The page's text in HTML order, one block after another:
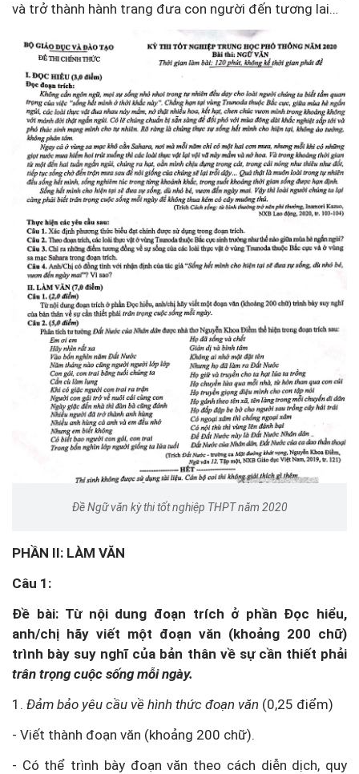
và trở thành hành trang đưa con người đến tương lai…
Đề Ngữ văn kỳ thi tốt nghiệp THPT năm 2020
PHẦN II: LÀM VĂN
Câu 1:
Đề bài: Từ nội dung đoạn trích ở phần Đọc hiểu,
anh/chị hãy viết một đoạn văn (khoảng 200 chữ)
trình bày suy nghĩ của bản thân về sự cần thiết phải
trân trọng cuộc sống mỗi ngày.
1. Đảm bảo yêu cầu về hình thức đoạn văn (0,25 điểm)
- Viết thành đoạn văn (khoảng 200 chữ).
- Có thể trình bày đoạn văn theo cách diễn dịch, quy